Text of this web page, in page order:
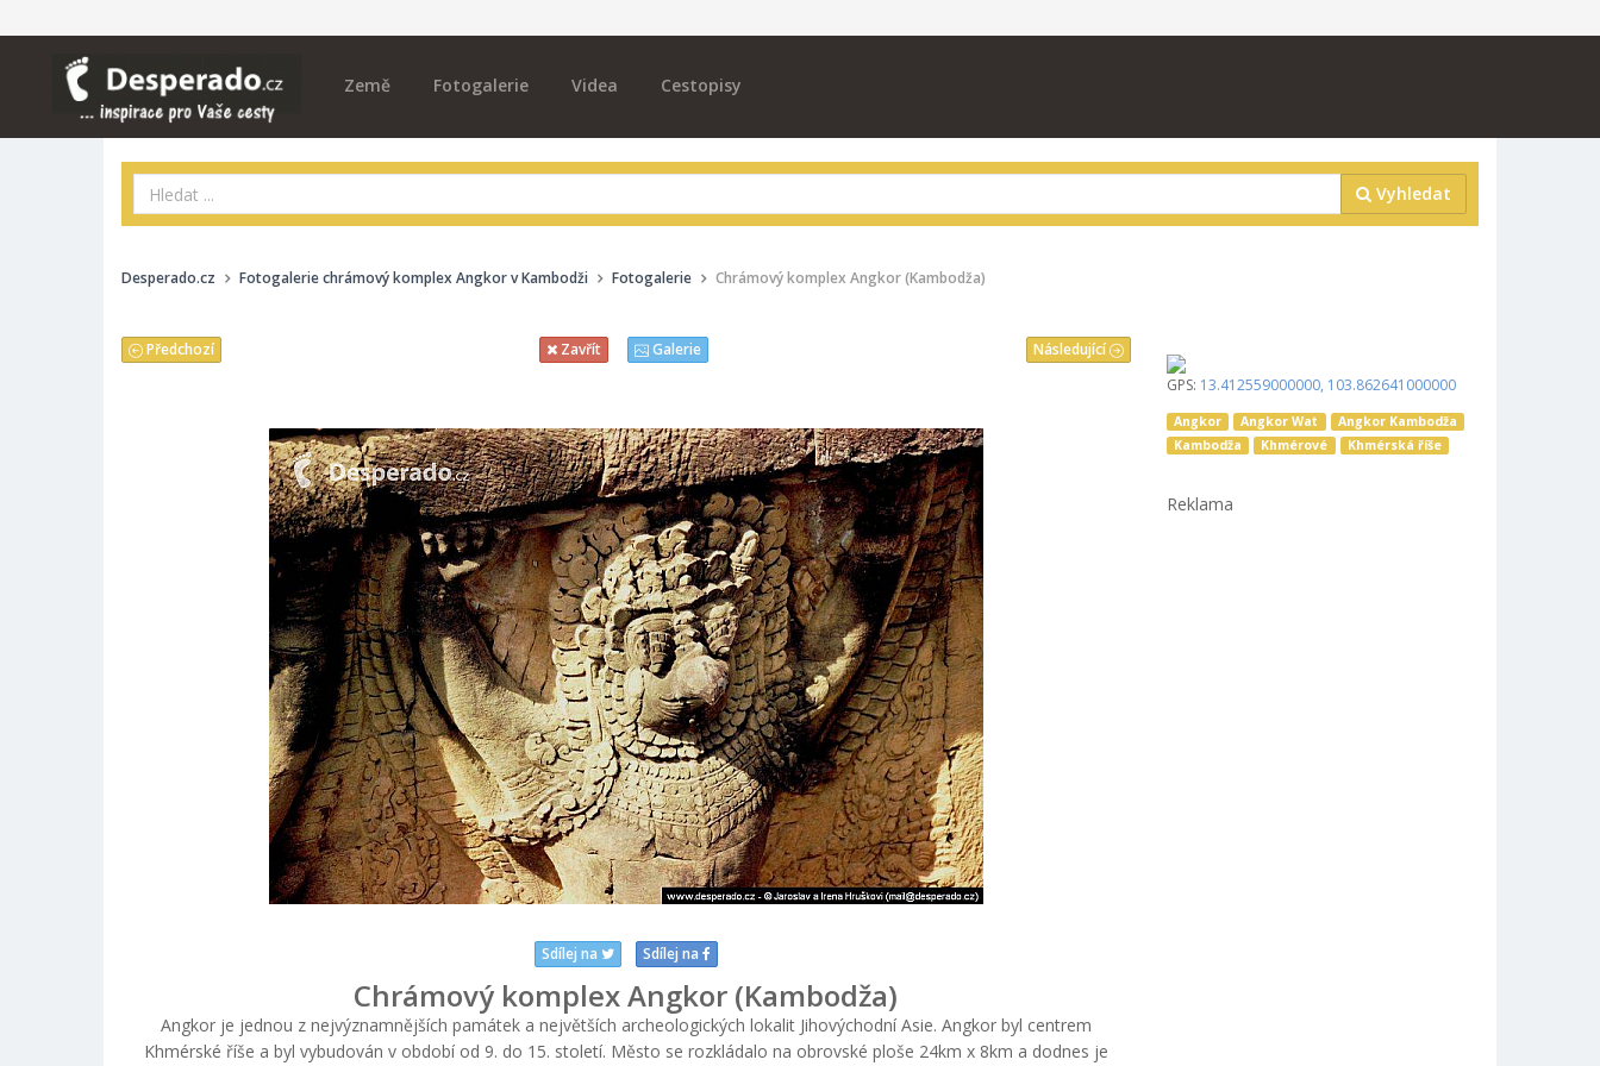
Země Fotogalerie Videa Cestopisy
Vyhledat
Desperado.cz Fotogalerie chrámový komplex Angkor v Kambodži Fotogalerie Chrámový komplex Angkor (Kambodža)
Následující
Předchozí Zavřít Galerie
Sdílej na Sdílej na
Chrámový komplex Angkor (Kambodža)
Angkor je jednou z nejvýznamnějších památek a největších archeologických lokalit Jihovýchodní Asie. Angkor byl centrem
Khmérské říše a byl vybudován v období od 9. do 15. století. Město se rozkládalo na obrovské ploše 24km x 8km a dodnes je
GPS: 13.412559000000, 103.862641000000
Angkor Angkor Wat
Angkor Kambodža
Kambodža
Khmérové Khmérská říše
Reklama